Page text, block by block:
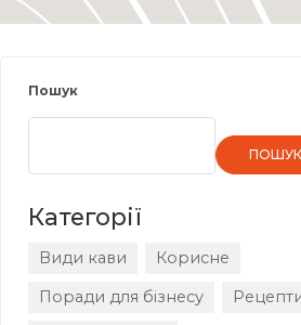
Пошук
ПОШУК
Категорії
Види кави
Корисне
Поради для бізнесу